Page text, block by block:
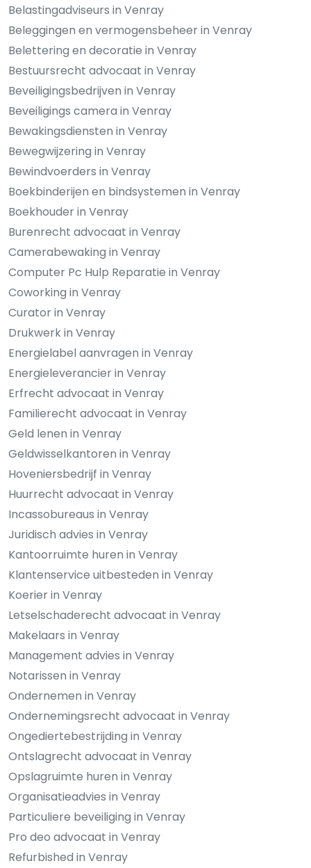
Belastingadviseurs in Venray
Beleggingen en vermogensbeheer in Venray
Belettering en decoratie in Venray
Bestuursrecht advocaat in Venray
Beveiligingsbedrijven in Venray
Beveiligings camera in Venray
Bewakingsdiensten in Venray
Bewegwijzering in Venray
Bewindvoerders in Venray
Boekbinderijen en bindsystemen in Venray
Boekhouder in Venray
Burenrecht advocaat in Venray
Camerabewaking in Venray
Computer Pc Hulp Reparatie in Venray
Coworking in Venray
Curator in Venray
Drukwerk in Venray
Energielabel aanvragen in Venray
Energieleverancier in Venray
Erfrecht advocaat in Venray
Familierecht advocaat in Venray
Geld lenen in Venray
Geldwisselkantoren in Venray
Hoveniersbedrijf in Venray
Huurrecht advocaat in Venray
Incassobureaus in Venray
Juridisch advies in Venray
Kantoorruimte huren in Venray
Klantenservice uitbesteden in Venray
Koerier in Venray
Letselschaderecht advocaat in Venray
Makelaars in Venray
Management advies in Venray
Notarissen in Venray
Ondernemen in Venray
Ondernemingsrecht advocaat in Venray
Ongediertebestrijding in Venray
Ontslagrecht advocaat in Venray
Opslagruimte huren in Venray
Organisatieadvies in Venray
Particuliere beveiliging in Venray
Pro deo advocaat in Venray
Refurbished in Venray